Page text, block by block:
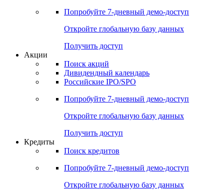
Попробуйте 7-дневный демо-доступ
Откройте глобальную базу данных
Получить доступ
Акции
Поиск акций
Дивидендный календарь
Российские IPO/SPO
Попробуйте 7-дневный демо-доступ
Откройте глобальную базу данных
Получить доступ
Кредиты
Поиск кредитов
Попробуйте 7-дневный демо-доступ
Откройте глобальную базу данных